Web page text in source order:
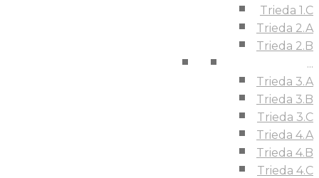
Trieda 1.C
Trieda 2.A
Trieda 2.B
...
Trieda 3.A
Trieda 3.B
Trieda 3.C
Trieda 4.A
Trieda 4.B
Trieda 4.C